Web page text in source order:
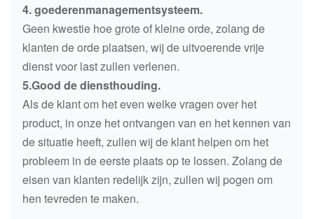
4. goederenmanagementsysteem.
Geen kwestie hoe grote of kleine orde, zolang de
klanten de orde plaatsen, wij de uitvoerende vrije
dienst voor last zullen verlenen.
5.Good de diensthouding.
Als de klant om het even welke vragen over het
product, in onze het ontvangen van en het kennen van
de situatie heeft, zullen wij de klant helpen om het
probleem in de eerste plaats op te lossen. Zolang de
eisen van klanten redelijk zijn, zullen wij pogen om
hen tevreden te maken.